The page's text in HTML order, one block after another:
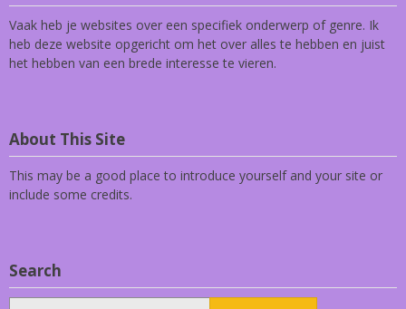
Vaak heb je websites over een specifiek onderwerp of genre. Ik
heb deze website opgericht om het over alles te hebben en juist
het hebben van een brede interesse te vieren.
About This Site
This may be a good place to introduce yourself and your site or
include some credits.
Search